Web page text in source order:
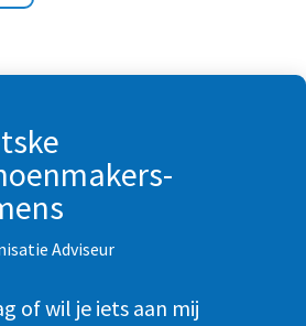
Adviseur
of wil je iets aan mij